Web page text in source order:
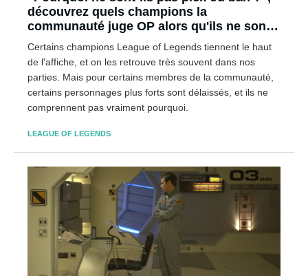
découvrez quels champions la
communauté juge OP alors qu'ils ne sont
presque jamais présents dans nos parties
Certains champions League of Legends tiennent le haut
de l'affiche, et on les retrouve très souvent dans nos
parties. Mais pour certains membres de la communauté,
certains personnages plus forts sont délaissés, et ils ne
comprennent pas vraiment pourquoi.
LEAGUE OF LEGENDS